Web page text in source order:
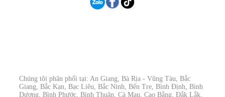
Chúng tôi phân phối tại: An Giang, Bà Rịa - Vũng Tàu, Bắc
Giang, Bắc Kạn, Bạc Liêu, Bắc Ninh, Bến Tre, Bình Định, Bình
Dương, Bình Phước, Bình Thuận, Cà Mau, Cao Bằng, Đắk Lắk,